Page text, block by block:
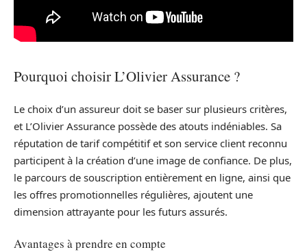
Pourquoi choisir L’Olivier Assurance ?
Le choix d’un assureur doit se baser sur plusieurs critères,
et L’Olivier Assurance possède des atouts indéniables. Sa
réputation de tarif compétitif et son service client reconnu
participent à la création d’une image de confiance. De plus,
le parcours de souscription entièrement en ligne, ainsi que
les offres promotionnelles régulières, ajoutent une
dimension attrayante pour les futurs assurés.
Avantages à prendre en compte